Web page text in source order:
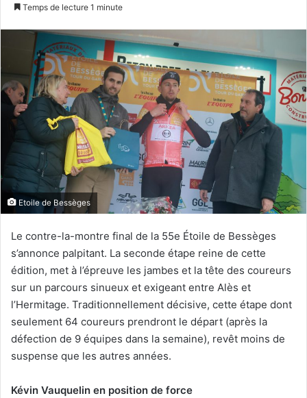
Temps de lecture 1 minute
Etoile de Bessèges
Le contre-la-montre final de la 55e Étoile de Bessèges
s’annonce palpitant. La seconde étape reine de cette
édition, met à l’épreuve les jambes et la tête des coureurs
sur un parcours sinueux et exigeant entre Alès et
l’Hermitage. Traditionnellement décisive, cette étape dont
seulement 64 coureurs prendront le départ (après la
défection de 9 équipes dans la semaine), revêt moins de
suspense que les autres années.
Kévin Vauquelin en position de force